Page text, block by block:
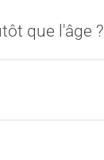
que l'âge ?